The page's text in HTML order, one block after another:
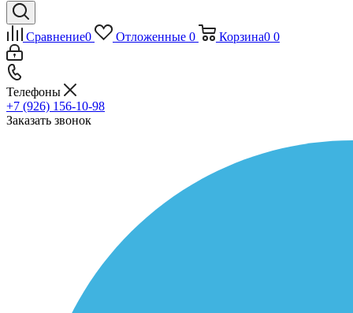
Сравнение0 Отложенные 0 Корзина0 0
Телефоны
+7 (926) 156-10-98
Заказать звонок